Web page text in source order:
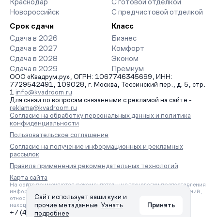
Краснодар
Новороссийск
С готовой отделкой
С предчистовой отделкой
Срок сдачи
Сдача в 2026
Сдача в 2027
Сдача в 2028
Сдача в 2029
Класс
Бизнес
Комфорт
Эконом
Премиум
ООО «Квадрум.ру», ОГРН: 1067746345699, ИНН:
7729542491, 109028, г. Москва, Тессинский пер., д. 5, стр.
1 info@kvadroom.ru
Для связи по вопросам связанными с рекламой на сайте -
reklama@kvadroom.ru
Согласие на обработку персональных данных и политика
конфиденциальности
Пользовательское соглашение
Согласие на получение информационных и рекламных
рассылок
Правила применения рекомендательных технологий
Карта сайта
На сайте применяются рекомендательные технологии предоставления
информации на основе сбора, систематизации и анализа сведений,
относящихся к предпочтениям пользователей сети «Интернет»,
находящихся на территории Российской Федерации.
+7 (495) 157-88-80
Сайт использует ваши куки и
прочие метаданные. Узнать
подробнее
Принять